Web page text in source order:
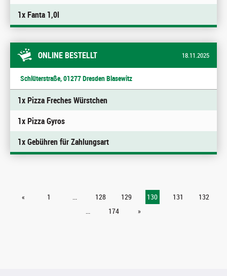
1x Fanta 1,0l
ONLINE BESTELLT 18.11.2025
Schlüterstraße, 01277 Dresden Blasewitz
1x Pizza Freches Würstchen
1x Pizza Gyros
1x Gebühren für Zahlungsart
« 1 ... 128 129 130 131
132
...
174 »